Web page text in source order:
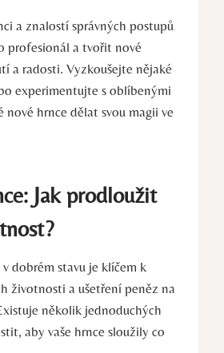
a znalostí správných postupů
profesionál a tvořit nové
a radosti. Vyzkoušejte nějaké
experimentujte s oblíbenými
nové hrnce dělat svou magii ve
Jak prodloužit
dobrém stavu je klíčem k
životnosti a ušetření peněz na
několik jednoduchých
aby vaše hrnce sloužily co